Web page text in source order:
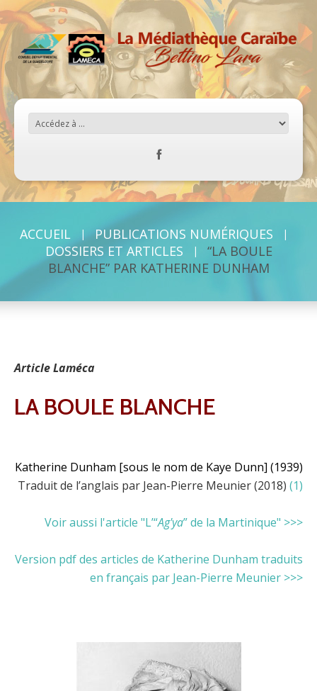
ACCUEIL
PUBLICATIONS NUMÉRIQUES
DOSSIERS ET ARTICLES
“LA BOULE
BLANCHE” PAR KATHERINE DUNHAM
Article Laméca
LA BOULE BLANCHE
Katherine Dunham [sous le nom de Kaye Dunn] (1939)
Traduit de l’anglais par Jean-Pierre Meunier (2018) (1)
Voir aussi l'article "L’“Ag'ya” de la Martinique" >>>
Version pdf des articles de Katherine Dunham traduits
en français par Jean-Pierre Meunier >>>